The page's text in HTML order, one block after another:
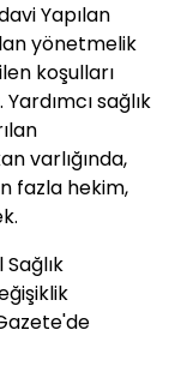
Yapılan
yönetmelik
koşulları
sağlık
varlığında,
fazla hekim,